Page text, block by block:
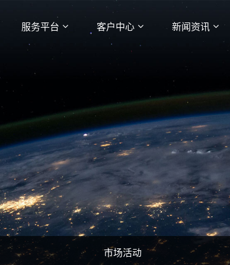
服务平台 客户中心 新闻资讯
市场活动